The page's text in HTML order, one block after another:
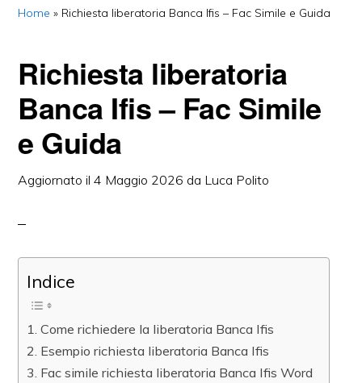
Home » Richiesta liberatoria Banca Ifis – Fac Simile e Guida
Richiesta liberatoria
Banca Ifis – Fac Simile
e Guida
Aggiornato il4 Maggio 2026 da Luca Polito
Indice
Come richiedere la liberatoria Banca Ifis
Esempio richiesta liberatoria Banca Ifis
Fac simile richiesta liberatoria Banca Ifis Word